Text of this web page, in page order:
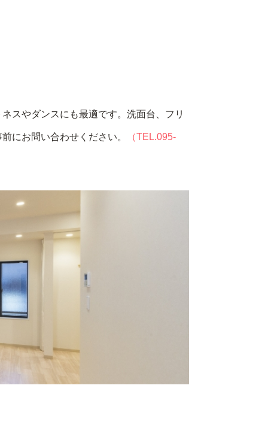
スやダンスにも最適です。洗面台、フリ
にお問い合わせください。 （TEL.095-